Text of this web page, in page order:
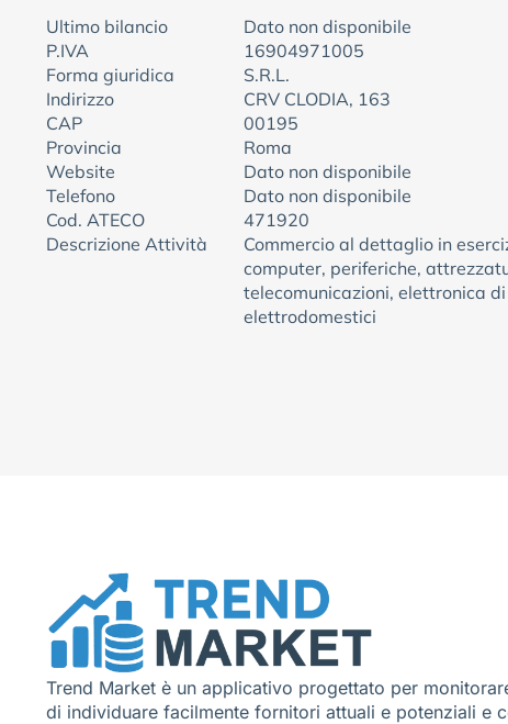
Ultimo bilancio
Dato non disponibile
P.IVA
16904971005
Forma giuridica
S.R.L.
Indirizzo
CRV CLODIA, 163
CAP
00195
Provincia
Roma
Website
Dato non disponibile
Telefono
Dato non disponibile
Cod. ATECO
471920
Descrizione Attività
Commercio al dettaglio in
computer, periferiche,
telecomunicazioni, elettronica
elettrodomestici
Trend Market è un applicativo progettato per
di individuare facilmente fornitori attuali e potenziali e